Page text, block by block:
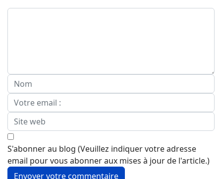
S'abonner au blog (Veuillez indiquer votre adresse
email pour vous abonner aux mises à jour de l'article.)
Envoyer votre commentaire